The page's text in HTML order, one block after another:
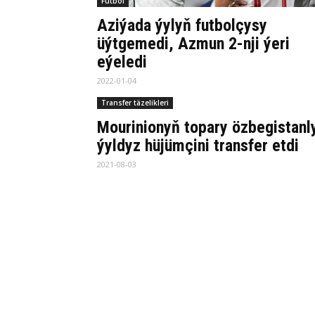
Aziýada ýylyň futbolçysy
üýtgemedi, Azmun 2-nji ýeri
eýeledi
2022-01-04
Transfer täzelikleri
Mourinionyň topary
ýyldyz hüjümçini transfer etdi
2021-08-03